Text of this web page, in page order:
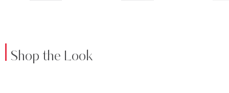
Shop the Look